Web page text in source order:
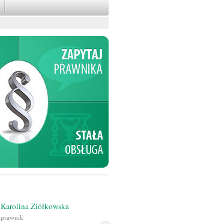
Karolina Ziółkowska
prawnik